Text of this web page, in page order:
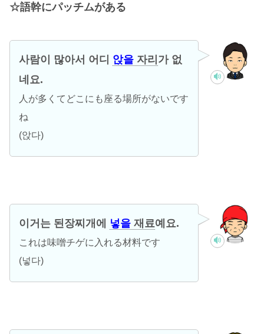
語幹にパッチムがある
사람이 많아서 어디 앉을자리 가 없
네요.
人が多くてどこにも座る場所がないです
ね
(앉다)
이거는 된장찌개에 넣을재료예요.
これは味噌チゲに入れる材料です
(넣다)